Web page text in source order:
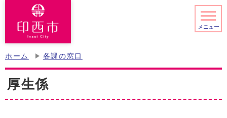
メニュー
ホーム 各課の窓口
厚生係